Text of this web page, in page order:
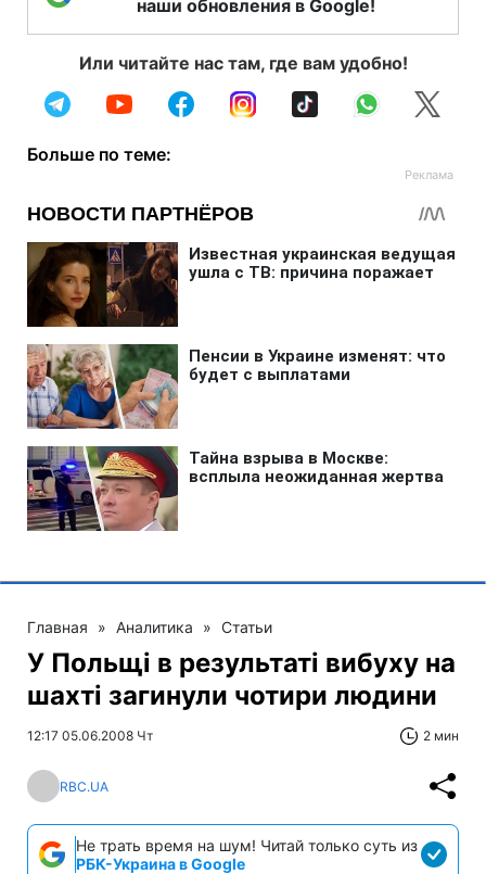
наши обновления в Google!
Или читайте нас там, где вам удобно!
Больше по теме:
Главная » Аналитика » Статьи
У Польщі в результаті вибуху на
шахті загинули чотири людини
12:17 05.06.2008 Чт 2 мин
RBC.UA
Не трать время на шум! Читай только суть из
РБК-Украина в Google